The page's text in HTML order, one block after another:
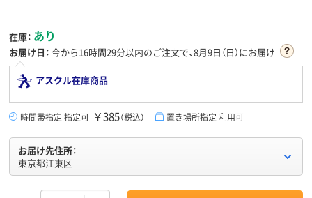
在庫： あり
お届け日： 今から16時間29分以内のご注文で、8月9日（日）にお届け
アスクル在庫商品
時間帯指定 指定可 ￥385（税込） 置き場所指定 利用可
お届け先住所：
東京都江東区